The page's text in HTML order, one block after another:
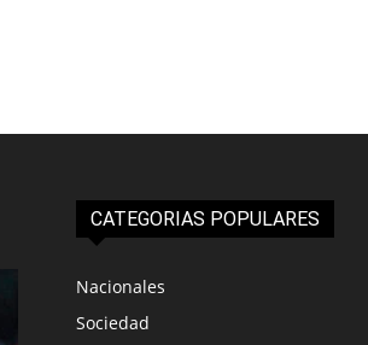
CATEGORIAS POPULARES
Nacionales
Sociedad